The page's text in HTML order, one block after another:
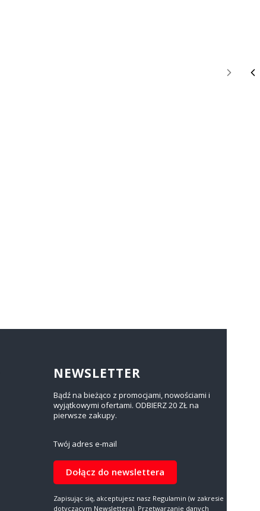
NEWSLETTER
Bądź na bieżąco z promocjami, nowościami i
wyjątkowymi ofertami. ODBIERZ 20 ZŁ na
pierwsze zakupy.
Twój adres e-mail
Dołącz do newslettera
Zapisując się, akceptujesz nasz Regulamin (w zakresie
dotyczącym Newslettera). Przetwarzanie danych